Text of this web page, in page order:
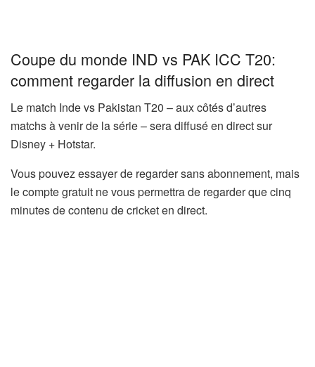
Coupe du monde IND vs PAK ICC T20:
comment regarder la diffusion en direct
Le match Inde vs Pakistan T20 – aux côtés d’autres
matchs à venir de la série – sera diffusé en direct sur
Disney + Hotstar.
Vous pouvez essayer de regarder sans abonnement, mais
le compte gratuit ne vous permettra de regarder que cinq
minutes de contenu de cricket en direct.